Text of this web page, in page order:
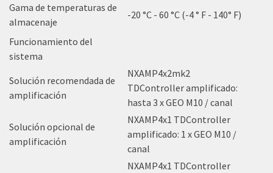
Gama de temperaturas de
almacenaje
-20 °C - 60 °C (-4 ° F - 140° F)
Funcionamiento del
sistema
Solución recomendada de
amplificación
NXAMP4x2mk2
TDController amplificado:
hasta 3 x GEO M10 / canal
Solución opcional de
amplificación
NXAMP4x1 TDController
amplificado: 1 x GEO M10 /
canal
NXAMP4x1 TDController